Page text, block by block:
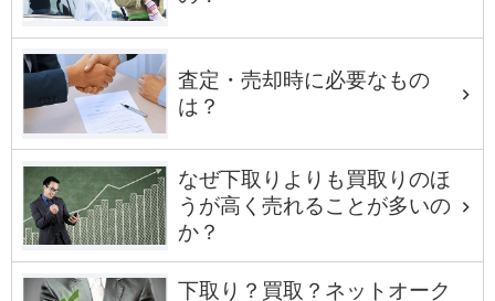
査定・売却時に必要なもの
は？
なぜ下取りよりも買取りのほ
うが高く売れることが多いの
か？
下取り？買取？ネットオーク